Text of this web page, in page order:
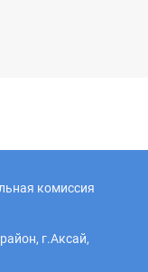
комиссия
г.Аксай,